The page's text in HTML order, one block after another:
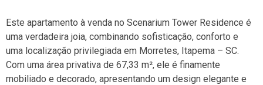
Este apartamento à venda no Scenarium Tower Residence é
uma verdadeira joia, combinando sofisticação, conforto e
uma localização privilegiada em Morretes, Itapema – SC.
Com uma área privativa de 67,33 m², ele é finamente
mobiliado e decorado, apresentando um design elegante e